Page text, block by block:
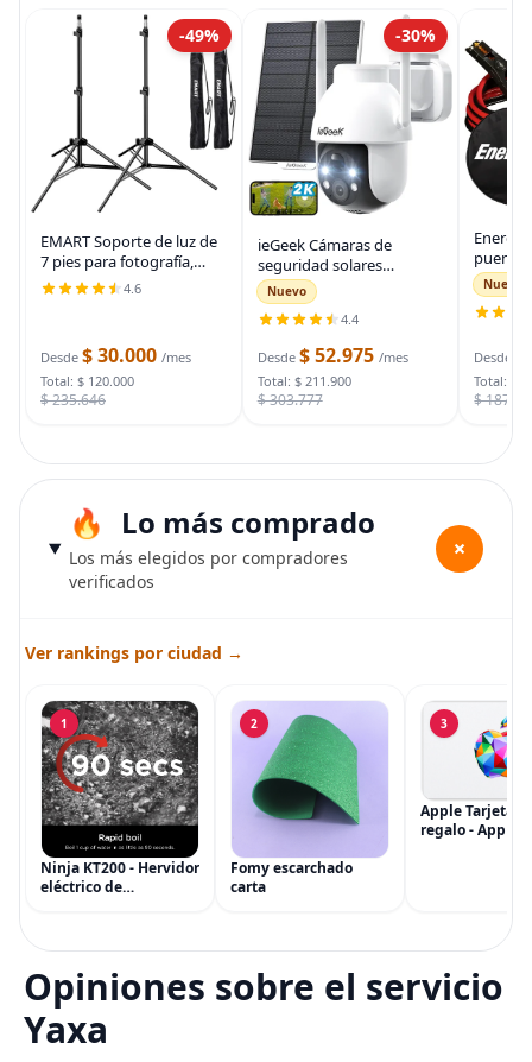
-49%
EMART Soporte de luz de
7 pies para fotografía,
soporte de trípode
con funda de
4.6
Desde $ 30.000 /mes
Total: $ 120.000
$ 235.646
-30%
ieGeek Cámaras de
seguridad solares
inalámbricas para
exteriores, cámara WiFi 2K
para sistema de
seguridad del hogar,
cámara de vigilancia
Nuevo
4.4
Desde $ 52.975 /mes
Total: $ 211.900
$ 303.777
puente
auto,
para
bolsa
Nuevo
Desde
Total: $
$
Lo más comprado
Los más elegidos por compradores
verificados
+
Ver rankings por ciudad →
1
Ninja KT200 - Hervidor
eléctrico de
ajuste de temperatura
de Acero
2
Fomy escarchado
carta
3
Apple Tarjeta
regalo - App
Opiniones sobre el servicio
Yaxa